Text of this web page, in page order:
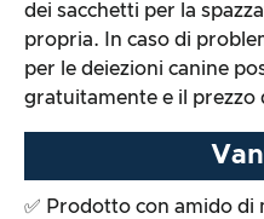
dei sacchetti per la
propria. In caso di
per le deiezioni canine
gratuitamente e il prezzo
✅ Prodotto con amido di